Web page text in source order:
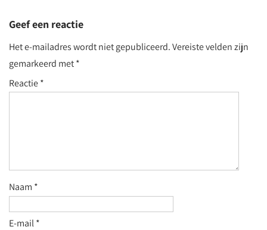
Geef een reactie
Het e-mailadres wordt niet gepubliceerd.Vereiste velden zijn
gemarkeerd met*
Reactie*
Naam *
E-mail*